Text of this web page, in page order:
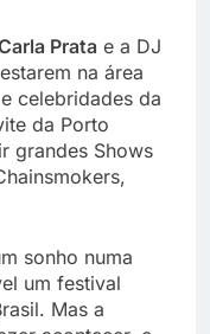
Prata e a DJ
na área
celebridades da
da Porto
grandes Shows
sonho numa
um festival
Mas a